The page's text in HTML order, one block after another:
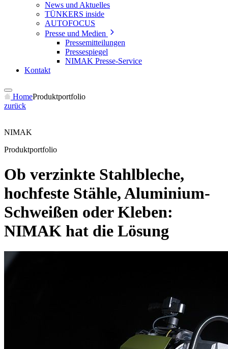
News und Aktuelles
TÜNKERS inside
AUTOFOCUS
Presse und Medien
Pressemitteilungen
Pressespiegel
NIMAK Presse-Service
Kontakt
HomeProduktportfolio
zurück
NIMAK
Produktportfolio
Ob verzinkte Stahlbleche,
hochfeste Stähle, Aluminium-
Schweißen oder Kleben:
NIMAK hat die Lösung